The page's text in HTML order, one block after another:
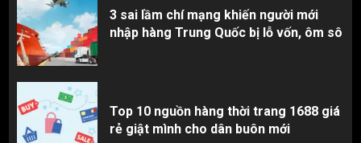
3 sai lầm chí mạng khiến người mới
nhập hàng Trung Quốc bị lỗ vốn, ôm sô
Top 10 nguồn hàng thời trang 1688 giá
rẻ giật mình cho dân buôn mới